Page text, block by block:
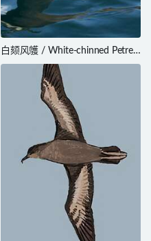
白颏风鹱 / White-chinned Petrel
/ Procellaria aequinoctialis